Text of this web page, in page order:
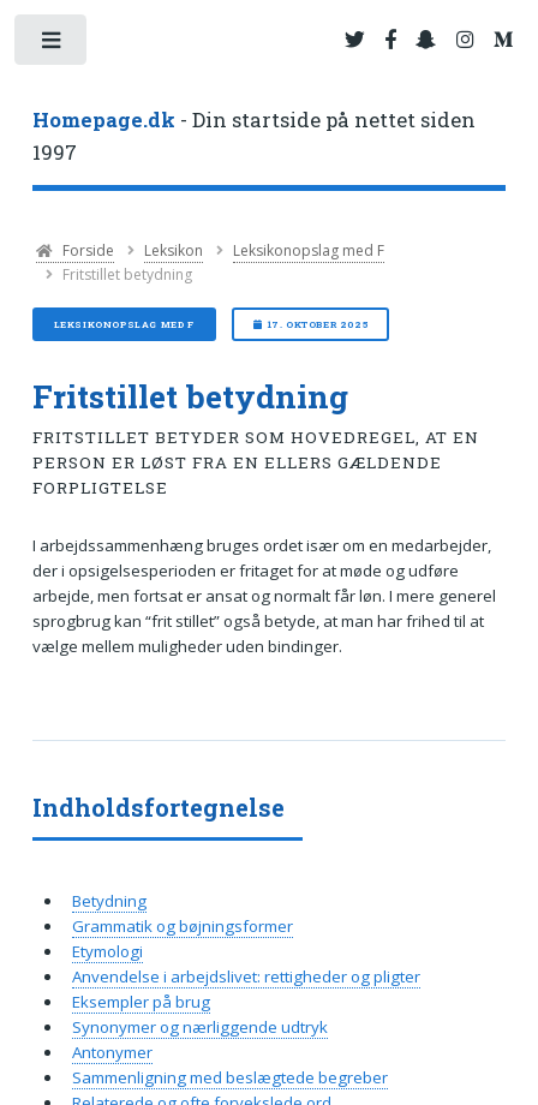
Homepage.dk - Din startside på nettet siden
1997
Forside Leksikon
Leksikonopslag med F
Fritstillet betydning
LEKSIKONOPSLAG MED F 17. OKTOBER 2025
Fritstillet betydning
FRITSTILLET BETYDER SOM HOVEDREGEL, AT EN
PERSON ER LØST FRA EN ELLERS GÆLDENDE
FORPLIGTELSE
I arbejdssammenhæng bruges ordet især om en medarbejder,
der i opsigelsesperioden er fritaget for at møde og udføre
arbejde, men fortsat er ansat og normalt får løn. I mere generel
sprogbrug kan “frit stillet” også betyde, at man har frihed til at
vælge mellem muligheder uden bindinger.
Indholdsfortegnelse
Betydning
Grammatik og bøjningsformer
Etymologi
Anvendelse i arbejdslivet: rettigheder og pligter
Eksempler på brug
Synonymer og nærliggende udtryk
Antonymer
Sammenligning med beslægtede begreber